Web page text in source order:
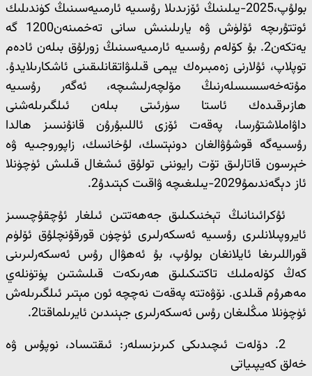
بولۇپ،2025-يىلىنىڭ ئۆزىدىلا رۇسىيە ئارمىيەسىنىڭ كۈندىلىك
ئوتتۇرىچە ئۆلۈش ۋە يارىلىنىش سانى تەخمىنەن1200 گە
يەتكەن2. بۇ كۆلەم رۇسىيە ئارمىيەسىنىڭ زورلۇق بىلەن ئادەم
توپلاپ، ئۇلارنى زەمبىرەك يېمى قىلىۋاتقانلىقىنى ئاشكارىلايدۇ.
مۇتەخەسسىسلەرنىڭ مۆلچەرلىشىچە، ئەگەر رۇسىيە
ھازىرقىدەك ئاستا سۈرئىتى بىلەن ئىلگىرىلەشنى
داۋاملاشتۇرسا، پەقەت ئۆزى ئاللىبۇرۇن قانۇنسىز ھالدا
رۇسىيەگە قوشۇۋالغان دونېتسك، لۇخانسك، زاپوروجىيە ۋە
خېرسون قاتارلىق تۆت رايوننى تولۇق ئىشغال قىلىش ئۈچۈنلا
ئاز دېگەندىمۇ2029-يىلىغىچە ۋاقىت كېتىدۇ2.
ئۇكرائىنانىڭ تېخنىكىلىق جەھەتتىن ئىلغار ئۇچقۇچىسىز
ئايروپىلانلىرى رۇسىيە ئەسكەرلىرى ئۈچۈن قورقۇنچلۇق ئۆلۈم
قوراللىرىغا ئايلانغان بولۇپ، بۇ ئەھۋال رۇس ئەسكەرلىرىنى
كەڭ كۆلەملىك تاكتىكىلىق ھەرىكەت قىلىشتىن پۈتۈنلەي
مەھرۇم قىلدى. نۆۋەتتە پەقەت نەچچە ئون مېتىر ئىلگىرىلەش
ئۈچۈنلا مىڭلىغان رۇس ئەسكەرلىرى جېنىدىن ئايرىلماقتا2.
2. دۆلەت ئىچىدىكى كىرىزىسلەر: ئىقتىساد، نوپۇس ۋە
خەلق كەيپىياتى